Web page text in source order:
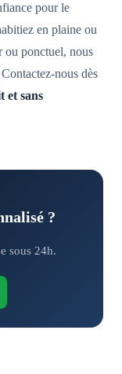
pour le
en plaine ou
ou ponctuel, nous
nous dès
et sans
?
sous 24h.